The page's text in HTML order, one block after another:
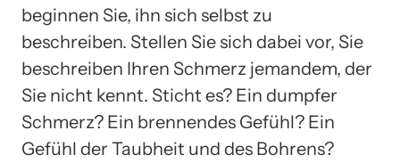
beginnen Sie, ihn sich selbst zu
beschreiben. Stellen Sie sich dabei vor, Sie
beschreiben Ihren Schmerz jemandem, der
Sie nicht kennt. Sticht es? Ein dumpfer
Schmerz? Ein brennendes Gefühl? Ein
Gefühl der Taubheit und des Bohrens?